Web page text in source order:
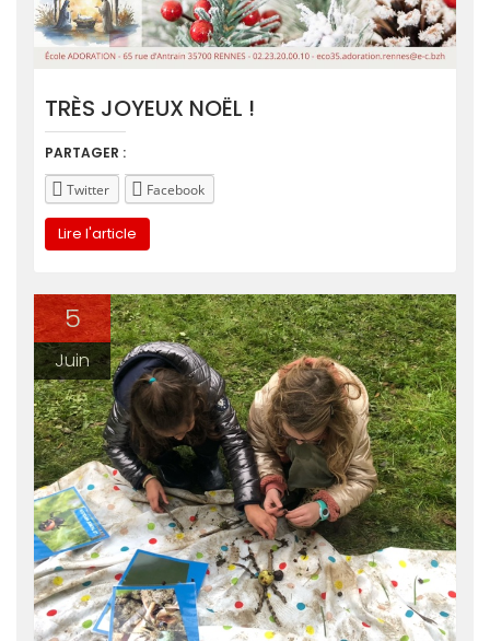
TRÈS JOYEUX NOËL !
PARTAGER :
Twitter
Facebook
Lire l'article
5
Juin